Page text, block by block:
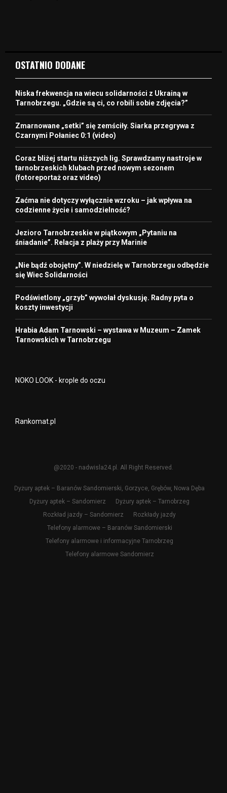
OSTATNIO DODANE
Niska frekwencja na wiecu solidarności z Ukrainą w
Tarnobrzegu. „Gdzie są ci, co robili sobie zdjęcia?”
Zmarnowane „setki” się zemściły. Siarka przegrywa z
Czarnymi Połaniec 0:1 (video)
Coraz bliżej startu niższych lig. Sprawdzamy nastroje w
tarnobrzeskich klubach przed nowym sezonem
(fotoreportaż oraz video)
Zaćma nie dotyczy wyłącznie wzroku – jak wpływa na
codzienne życie i samodzielność?
Jezioro Tarnobrzeskie w piątkowym „Pytaniu na
śniadanie”. Relacja z plaży przy Marinie
„Nie bądź obojętny”. W niedzielę w Tarnobrzegu odbędzie
się Wiec Solidarności
Podświetlony „grzyb” wywołał dyskusję. Radny pyta o
koszty inwestycji
Hrabia Adam Tarnowski – wystawa w Muzeum – Zamek
Tarnowskich w Tarnobrzegu
NOKO LOOK - krople do oczu
Rankomat.pl
@2020 - nadwisla24.pl. All Right Reserved.
Dyżury aptek – Baranów Sandomierski, Gorzyce, Grębów, Nowa Dęba
Dyżury aptek – Sandomierz
Dyżury aptek – Tarnobrzeg
Rozkład jazdy – Sandomierz
Rozkłady jazdy
Telefony alarmowe – Baranów Sandomierski
Telefony alarmowe i informacyjne Tarnobrzeg
Telefony alarmowe Sandomierz